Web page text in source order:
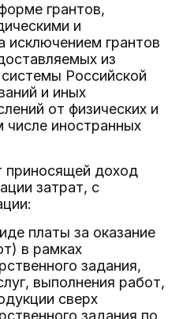
грантов,
и
исключением грантов
из
Российской
и иных
от физических и
числе иностранных
приносящей доход
затрат, с
платы за оказание
в рамках
задания,
выполнения работ,
сверх
задания по